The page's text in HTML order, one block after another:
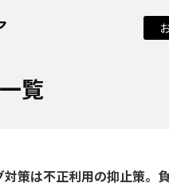
覧
対策は不正利用の抑止策。